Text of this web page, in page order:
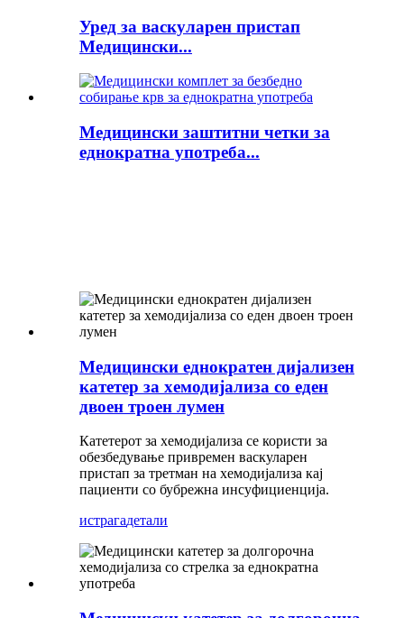
Уред за васкуларен пристап
Медицински...
Медицински заштитни четки за
еднократна употреба...
Медицински еднократен дијализен
катетер за хемодијализа со еден
двоен троен лумен
Катетерот за хемодијализа се користи за
обезбедување привремен васкуларен
пристап за третман на хемодијализа кај
пациенти со бубрежна инсуфициенција.
истрагадетали